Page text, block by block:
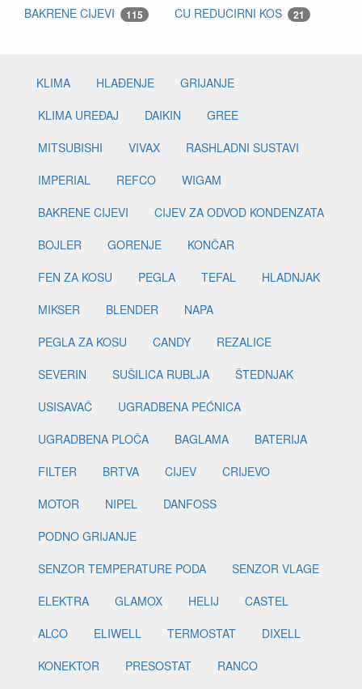
BAKRENE CIJEVI 115 CU REDUCIRNI KOS 21
KLIMA HLAĐENJE
GRIJANJE
KLIMA UREĐAJ
DAIKIN
GREE
MITSUBISHI
VIVAX
RASHLADNI SUSTAVI
IMPERIAL
REFCO
WIGAM
BAKRENE CIJEVI
CIJEV ZA ODVOD KONDENZATA
BOJLER
GORENJE
KONČAR
FEN ZA KOSU
PEGLA TEFAL
HLADNJAK
MIKSER
BLENDER
NAPA
PEGLA ZA KOSU
CANDY
REZALICE
SEVERIN
SUŠILICA RUBLJA
ŠTEDNJAK
USISAVAČ
UGRADBENA PEĆNICA
UGRADBENA PLOČA
BAGLAMA
BATERIJA
FILTER
BRTVA CIJEV
CRIJEVO
MOTOR
NIPEL
DANFOSS
PODNO GRIJANJE
SENZOR TEMPERATURE PODA
SENZOR VLAGE
ELEKTRA
GLAMOX HELIJ
CASTEL
ALCO
ELIWELL TERMOSTAT
DIXELL
KONEKTOR
PRESOSTAT
RANCO